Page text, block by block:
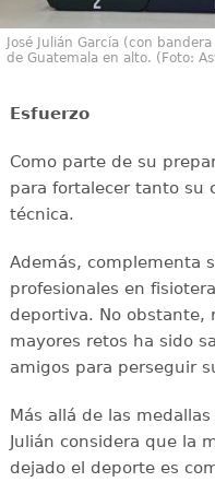
José Julián García (con
de Guatemala en alto. (Foto:
Esfuerzo
Como parte de su
para fortalecer tanto su
técnica.
Además, complementa
profesionales en
deportiva. No obstante,
mayores retos ha sido
amigos para perseguir
Más allá de las
Julián considera que la
dejado el deporte es